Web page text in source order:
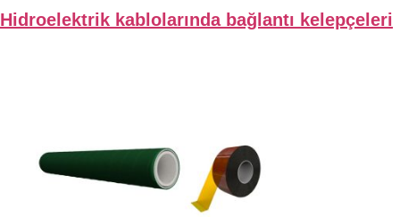
Hidroelektrik kablolarında bağlantı kelepçeleri